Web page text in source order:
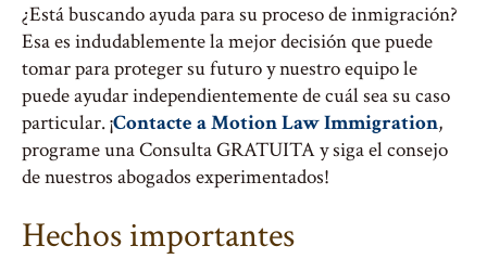
¿Está buscando ayuda para su proceso de inmigración?
Esa es indudablemente la mejor decisión que puede
tomar para proteger su futuro y nuestro equipo le
puede ayudar independientemente de cuál sea su caso
particular. ¡Contacte a Motion Law Immigration,
programe una Consulta GRATUITA y siga el consejo
de nuestros abogados experimentados!
Hechos importantes